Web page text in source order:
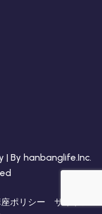
| By hanbanglife.Inc.
ポリシー
サイトア